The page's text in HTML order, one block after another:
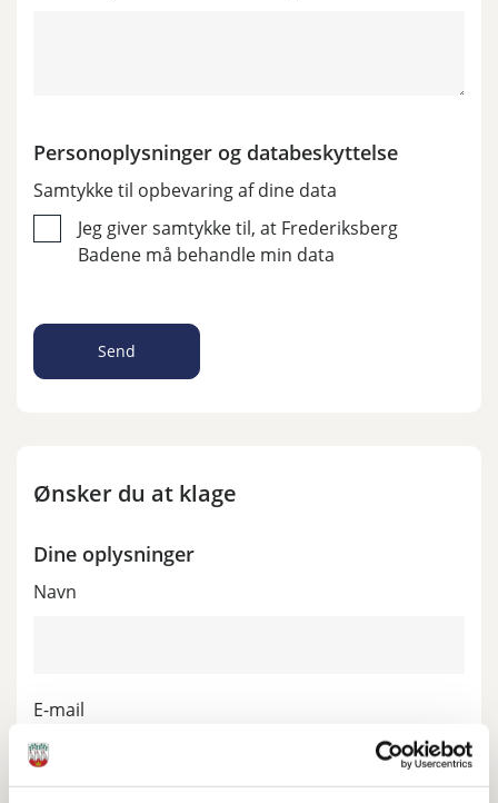
Personoplysninger og databeskyttelse
Samtykke til opbevaring af dine data
Jeg giver samtykke til, at Frederiksberg
Badene må behandle min data
Ønsker du at klage
Dine oplysninger
Navn
E-mail